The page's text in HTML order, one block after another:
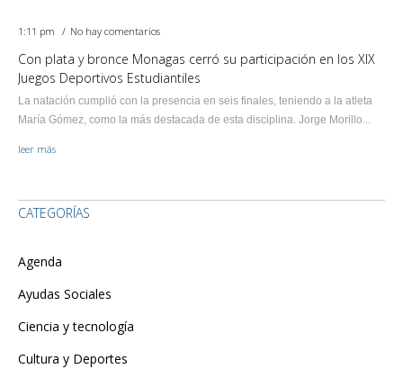
1:11 pm No hay comentarios
Con plata y bronce Monagas cerró su participación en los XIX
Juegos Deportivos Estudiantiles
La natación cumplió con la presencia en seis finales, teniendo a la atleta
María Gómez, como la más destacada de esta disciplina. Jorge Morillo...
leer más
CATEGORÍAS
Agenda
Ayudas Sociales
Ciencia y tecnología
Cultura y Deportes